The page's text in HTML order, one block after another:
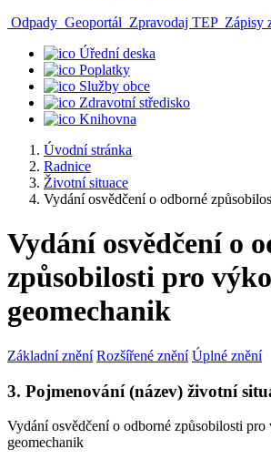
Odpady Geoportál Zpravodaj TEP Zápisy
Úřední deska
Poplatky
Služby obce
Zdravotní středisko
Knihovna
Úvodní stránka
Radnice
Životní situace
Vydání osvědčení o odborné
Vydání osvědčení o
způsobilosti pro
geomechanik
Základní znění Rozšířené znění Úplné znění
3. Pojmenování (název) životní
Vydání osvědčení o odborné způsobilosti
geomechanik